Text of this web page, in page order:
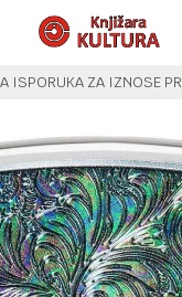
ISPORUKA ZA IZNOSE